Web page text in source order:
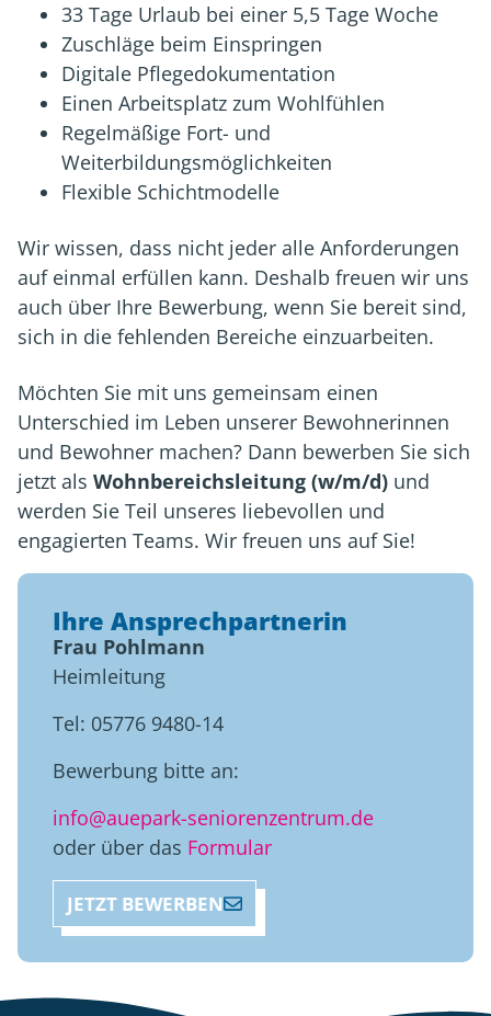
33 Tage Urlaub bei einer 5,5 Tage Woche
Zuschläge beim Einspringen
Digitale Pflegedokumentation
Einen Arbeitsplatz zum Wohlfühlen
Regelmäßige Fort- und
Weiterbildungsmöglichkeiten
Flexible Schichtmodelle
Wir wissen, dass nicht jeder alle Anforderungen
auf einmal erfüllen kann. Deshalb freuen wir uns
auch über Ihre Bewerbung, wenn Sie bereit sind,
sich in die fehlenden Bereiche einzuarbeiten.
Möchten Sie mit uns gemeinsam einen
Unterschied im Leben unserer Bewohnerinnen
und Bewohner machen? Dann bewerben Sie sich
jetzt als Wohnbereichsleitung (w/m/d) und
werden Sie Teil unseres liebevollen und
engagierten Teams. Wir freuen uns auf Sie!
Ihre Ansprechpartnerin
Frau Pohlmann
Heimleitung
Tel: 05776 9480-14
Bewerbung bitte an:
info@auepark-seniorenzentrum.de
oder über das Formular
JETZT BEWERBEN